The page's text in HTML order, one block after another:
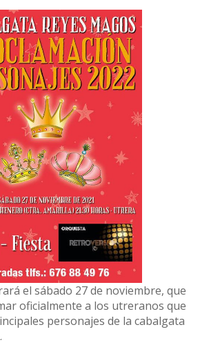
el sábado 27 de noviembre, que
oficialmente a los utreranos que
personajes de la cabalgata